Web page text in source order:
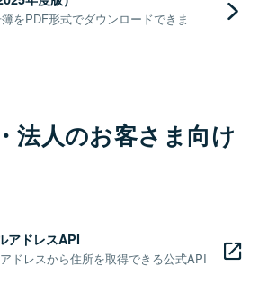
をPDF形式でダウンロードできま
法人のお客さま向け
アドレスAPI
ドレスから住所を取得できる公式API